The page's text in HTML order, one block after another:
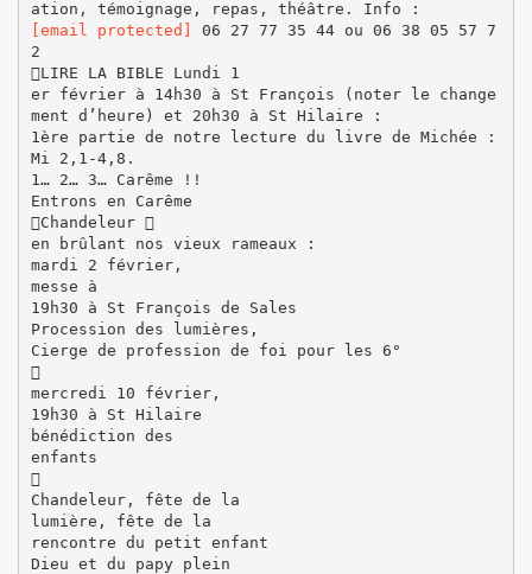
[email protected]
06 27 77 35 44 ou 06 38 05 57 7
2
LIRE LA BIBLE Lundi 1
er février à 14h30 à St François (noter le change
ment d’heure) et 20h30 à St Hilaire :
1ère partie de notre lecture du livre de Michée :
Mi 2,1-4,8.
1… 2… 3… Carême !!
Entrons en Carême
Chandeleur 
en brûlant nos vieux rameaux :
mardi 2 février,
messe à
19h30 à St François de Sales
Procession des lumières,
Cierge de profession de foi pour les 6°

mercredi 10 février,
19h30 à St Hilaire
bénédiction des
enfants

Chandeleur, fête de la
lumière, fête de la
rencontre du petit enfant
Dieu et du papy plein